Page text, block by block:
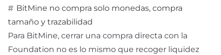
BitMine no compra solo monedas, compra
tamaño y trazabilidad
Para BitMine, cerrar una compra directa con la
Foundation no es lo mismo que recoger liquidez